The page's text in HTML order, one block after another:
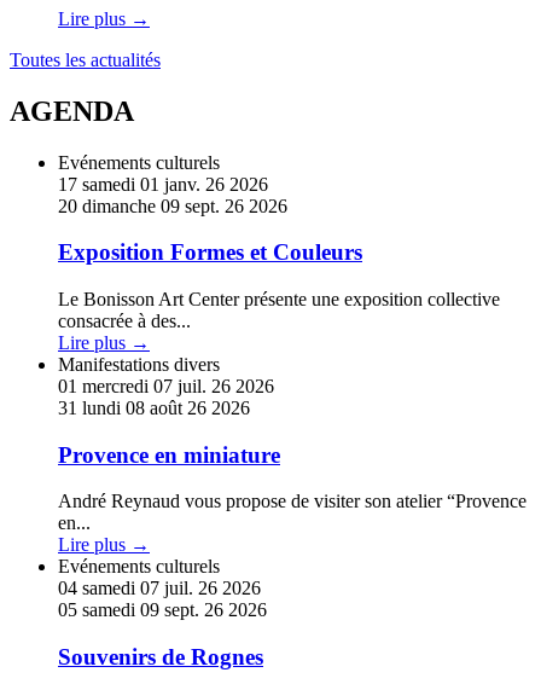
Conseil
Municipal
des
!
Lire plus →
Toutes les actualités
AGENDA
En
savoir
plus
Exposition
Formes
et
Couleurs
Evénements culturels
17 samedi 01 janv. 26 2026
20 dimanche 09 sept. 26 2026
Exposition Formes et Couleurs
Le Bonisson Art Center présente une exposition collective
consacrée à des...
Lire plus →
En
savoir
plus
Provence
en
miniature
Manifestations divers
01 mercredi 07 juil. 26 2026
31 lundi 08 août 26 2026
Provence en miniature
André Reynaud vous propose de visiter son atelier “Provence
en...
Lire plus →
En
savoir
plus
Souvenirs
Evénements culturels
04 samedi 07 juil. 26 2026
05 samedi 09 sept. 26 2026
Souvenirs de Rognes